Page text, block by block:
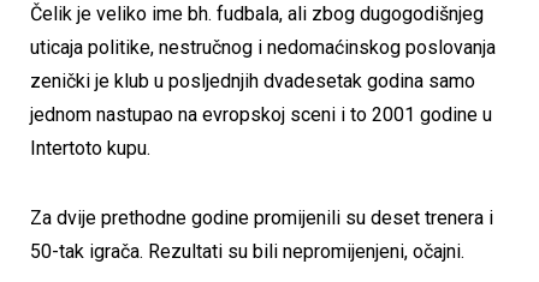
Čelik je veliko ime bh. fudbala, ali zbog dugogodišnjeg
uticaja politike, nestručnog i nedomaćinskog poslovanja
zenički je klub u posljednjih dvadesetak godina samo
jednom nastupao na evropskoj sceni i to 2001 godine u
Intertoto kupu.
Za dvije prethodne godine promijenili su deset trenera i
50-tak igrača. Rezultati su bili nepromijenjeni, očajni.